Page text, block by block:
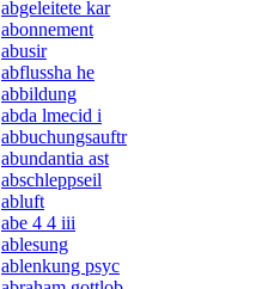
abgeleitete kar
abonnement
abusir
abflussha he
abbildung
abda lmecid i
abbuchungsauftr
abundantia ast
abschleppseil
abluft
abe 4 4 iii
ablesung
ablenkung psyc